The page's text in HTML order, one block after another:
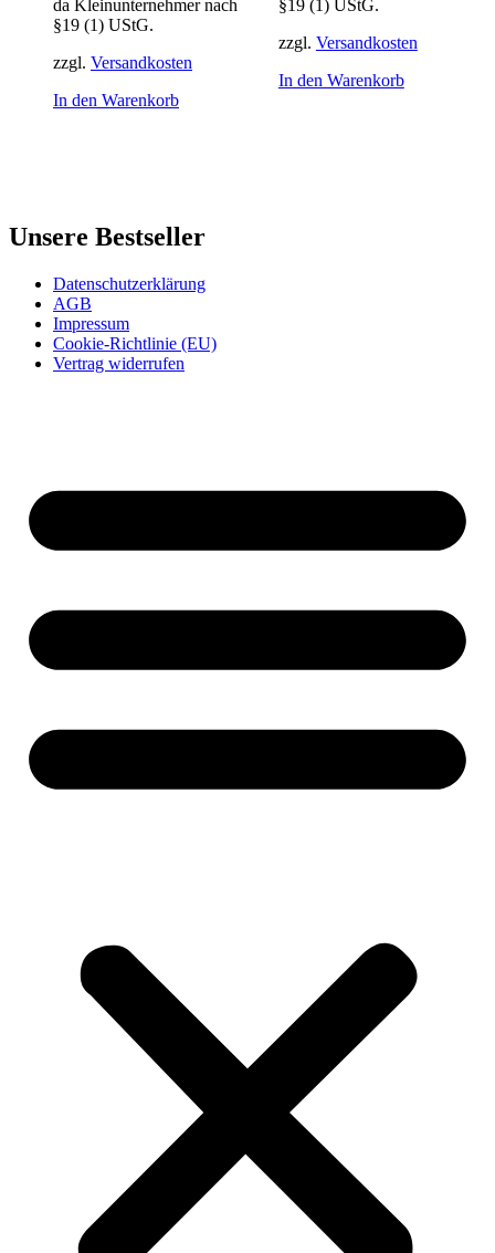
da Kleinunternehmer nach
§19 (1) UStG.
zzgl. Versandkosten
In den Warenkorb
§19 (1) UStG.
zzgl. Versandkosten
In den Warenkorb
Unsere Bestseller
Datenschutzerklärung
AGB
Impressum
Cookie-Richtlinie (EU)
Vertrag widerrufen